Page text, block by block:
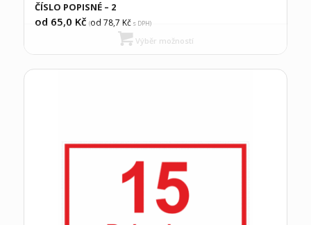
ČÍSLO POPISNÉ – 2
od 65,0 Kč (od 78,7 Kčs DPH)
Výběr možností